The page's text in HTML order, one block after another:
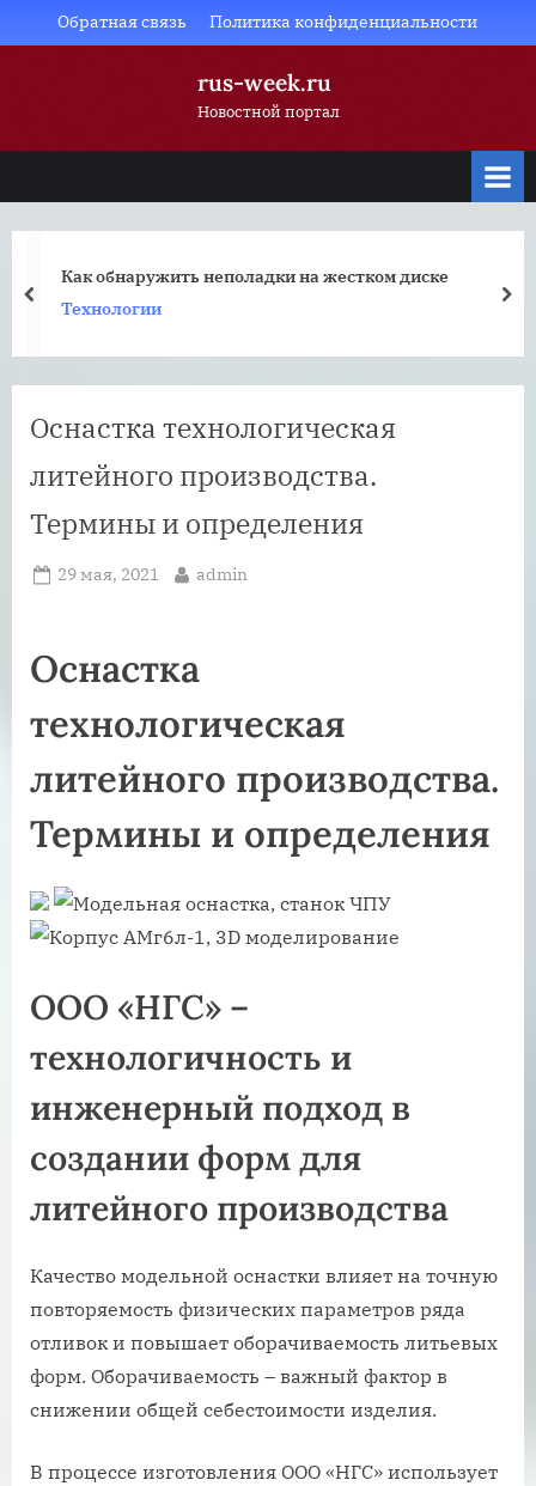
to
Обратная связь Политика конфиденциальности
rus-week.ru
Новостной портал
Как отформатировать жесткий диск: способы
Технологии
prev
Оснастка технологическая
литейного производства.
Термины и определения
Posted
29 мая, 2021 By
admin
Оснастка
технологическая
литейного производства.
Термины и определения
ООО «НГС» –
технологичность и
инженерный подход в
создании форм для
литейного производства
Качество модельной оснастки влияет на точную
повторяемость физических параметров ряда
отливок и повышает оборачиваемость литьевых
форм. Оборачиваемость – важный фактор в
снижении общей себестоимости изделия.
В процессе изготовления ООО «НГС» использует